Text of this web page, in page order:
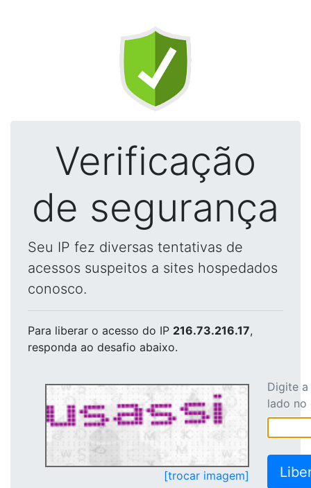
Verificação
de segurança
Seu IP fez diversas tentativas de
acessos suspeitos a sites hospedados
conosco.
Para liberar o acesso do IP 216.73.216.17,
responda ao desafio abaixo.
[trocar imagem]
Digite
lado no